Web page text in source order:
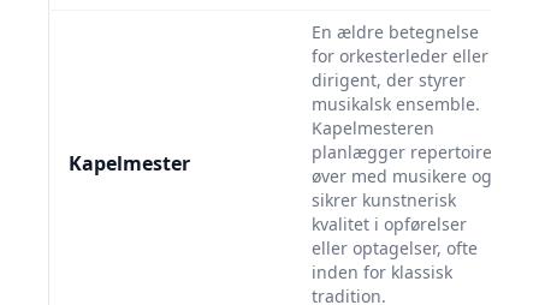
Kapelmester
En ældre betegnelse
for orkesterleder eller
dirigent, der styrer
musikalsk ensemble.
Kapelmesteren
planlægger repertoire,
øver med musikere og
sikrer kunstnerisk
kvalitet i opførelser
eller optagelser, ofte
inden for klassisk
tradition.